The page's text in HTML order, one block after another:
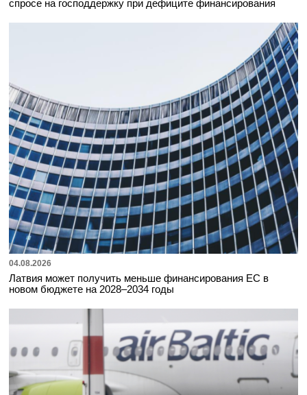
спросе на господдержку при дефиците финансирования
04.08.2026
Латвия может получить меньше финансирования ЕС в
новом бюджете на 2028–2034 годы